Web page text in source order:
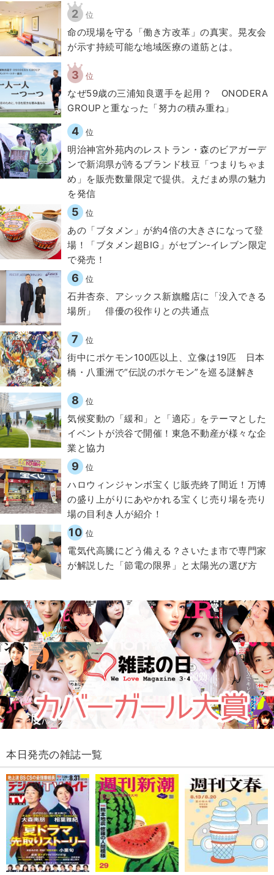
2 位
​命の現場を守る「働き方改革」の真実。晃友会
が示す持続可能な地域医療の道筋とは。
3 位
なぜ59歳の三浦知良選手を起用？ ONODERA
GROUPと重なった「努力の積み重ね」
4 位
明治神宮外苑内のレストラン・森のビアガーデ
ンで新潟県が誇るブランド枝豆「つまりちゃま
め」を販売数量限定で提供。えだまめ県の魅力
を発信
5 位
あの「ブタメン」が約4倍の大きさになって登
場！「ブタメン超BIG」がセブン‐イレブン限定
で発売！
6 位
石井杏奈、アシックス新旗艦店に「没入できる
場所」 俳優の役作りとの共通点
7 位
街中にポケモン100匹以上、立像は19匹 日本
橋・八重洲で“伝説のポケモン”を巡る謎解き
8 位
気候変動の「緩和」と「適応」をテーマとした
イベントが渋谷で開催！東急不動産が様々な企
業と協力
9 位
ハロウィンジャンボ宝くじ販売終了間近！万博
の盛り上がりにあやかれる宝くじ売り場を売り
場の目利き人が紹介！
10 位
電気代高騰にどう備える？さいたま市で専門家
が解説した「節電の限界」と太陽光の選び方
本日発売の雑誌一覧